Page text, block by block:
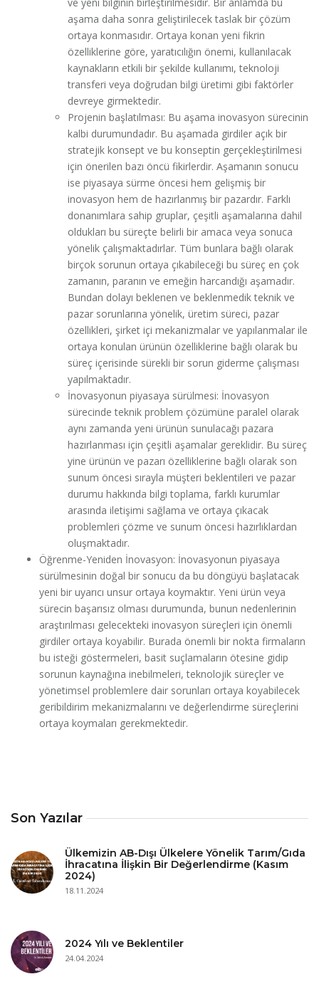
Son Yazılar
Ülkemizin AB-Dışı Ülkelere Yönelik Tarım/Gıda
İhracatına İlişkin Bir Değerlendirme (Kasım
2024)
18.11.2024
2024 Yılı ve Beklentiler
24.04.2024
aşama daha sonra geliştirilecek taslak bir çözüm
ortaya konmasıdır. Ortaya konan yeni fikrin
özelliklerine göre, yaratıcılığın önemi, kullanılacak
kaynakların etkili bir şekilde kullanımı, teknoloji
transferi veya doğrudan bilgi üretimi gibi faktörler
devreye girmektedir.
Projenin başlatılması: Bu aşama inovasyon sürecinin
kalbi durumundadır. Bu aşamada girdiler açık bir
stratejik konsept ve bu konseptin gerçekleştirilmesi
için önerilen bazı öncü fikirlerdir. Aşamanın sonucu
ise piyasaya sürme öncesi hem gelişmiş bir
inovasyon hem de hazırlanmış bir pazardır. Farklı
donanımlara sahip gruplar, çeşitli aşamalarına dahil
oldukları bu süreçte belirli bir amaca veya sonuca
yönelik çalışmaktadırlar. Tüm bunlara bağlı olarak
birçok sorunun ortaya çıkabileceği bu süreç en çok
zamanın, paranın ve emeğin harcandığı aşamadır.
Bundan dolayı beklenen ve beklenmedik teknik ve
pazar sorunlarına yönelik, üretim süreci, pazar
özellikleri, şirket içi mekanizmalar ve yapılanmalar ile
ortaya konulan ürünün özelliklerine bağlı olarak bu
süreç içerisinde sürekli bir sorun giderme çalışması
yapılmaktadır.
İnovasyonun piyasaya sürülmesi: İnovasyon
sürecinde teknik problem çözümüne paralel olarak
aynı zamanda yeni ürünün sunulacağı pazara
hazırlanması için çeşitli aşamalar gereklidir. Bu süreç
yine ürünün ve pazarı özelliklerine bağlı olarak son
sunum öncesi sırayla müşteri beklentileri ve pazar
durumu hakkında bilgi toplama, farklı kurumlar
arasında iletişimi sağlama ve ortaya çıkacak
problemleri çözme ve sunum öncesi hazırlıklardan
oluşmaktadır.
Öğrenme-Yeniden İnovasyon: İnovasyonun piyasaya
sürülmesinin doğal bir sonucu da bu döngüyü başlatacak
yeni bir uyarıcı unsur ortaya koymaktır. Yeni ürün veya
sürecin başarısız olması durumunda, bunun nedenlerinin
araştırılması gelecekteki inovasyon süreçleri için önemli
girdiler ortaya koyabilir. Burada önemli bir nokta firmaların
bu isteği göstermeleri, basit suçlamaların ötesine gidip
sorunun kaynağına inebilmeleri, teknolojik süreçler ve
yönetimsel problemlere dair sorunları ortaya koyabilecek
geribildirim mekanizmalarını ve değerlendirme süreçlerini
ortaya koymaları gerekmektedir.